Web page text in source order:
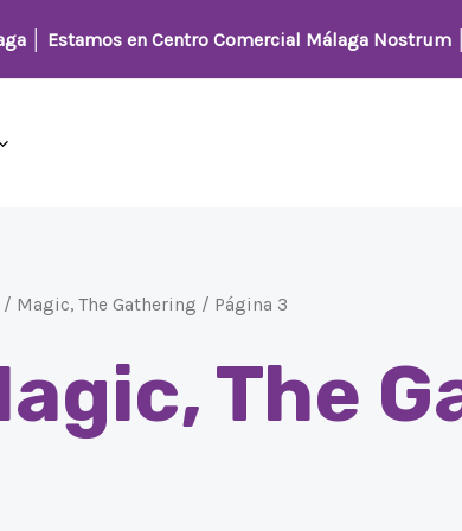
│ Estamos en Centro Comercial Málaga Nostrum
/ Magic, The Gathering / Página 3
The
por
los